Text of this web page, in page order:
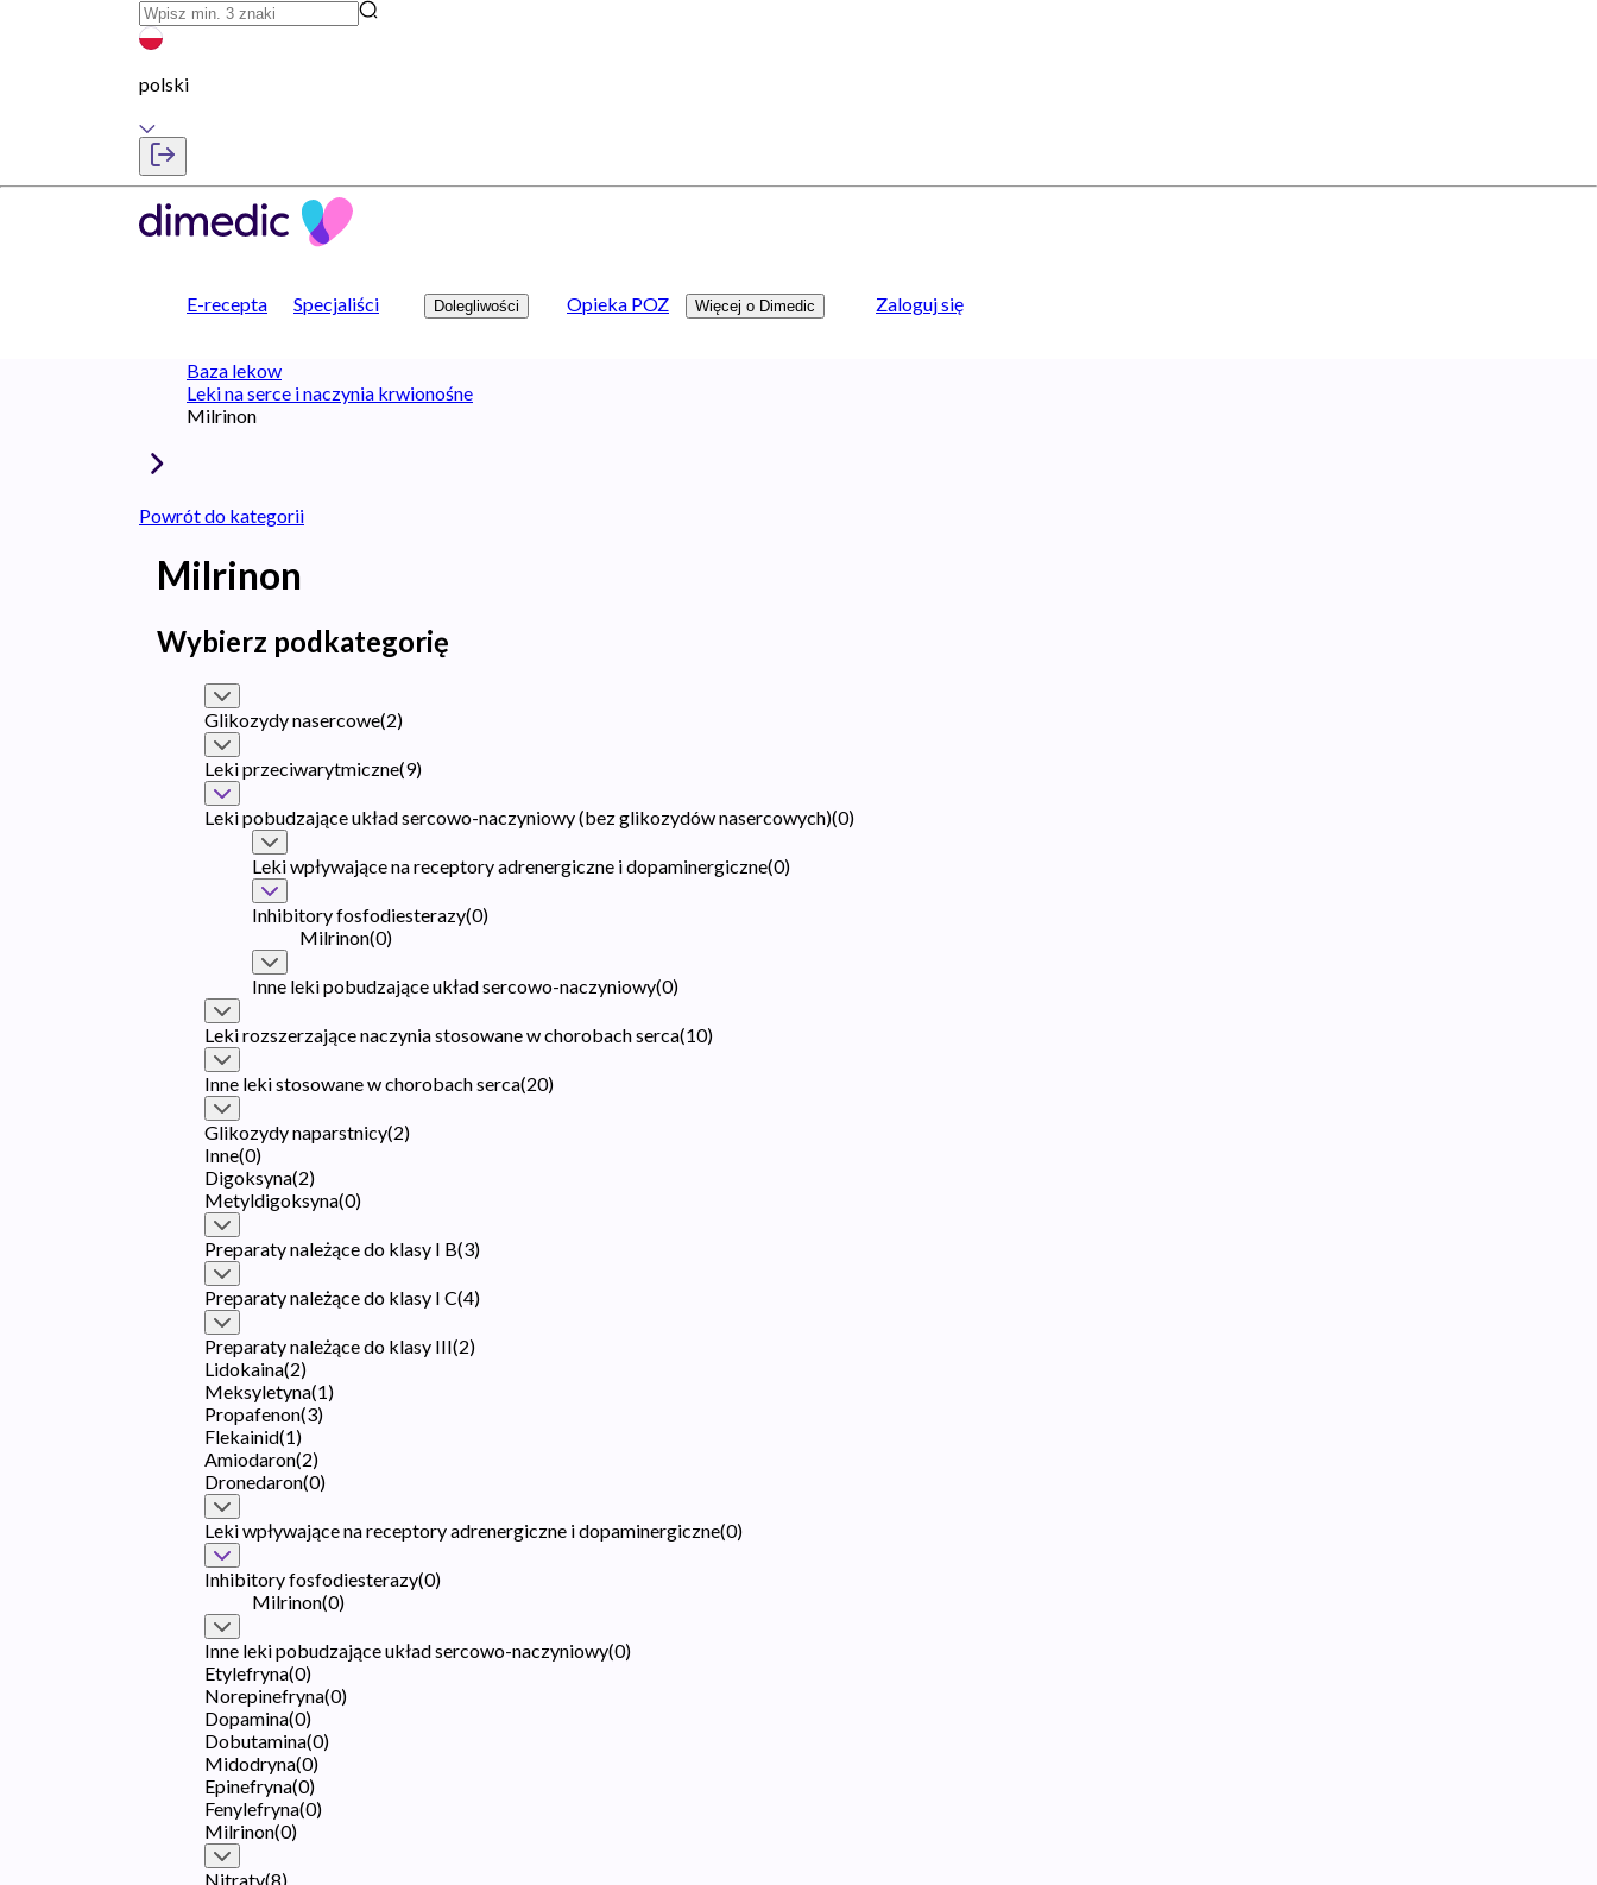
polski
E-recepta Specjaliści Dolegliwości Opieka POZ Więcej o Dimedic Zaloguj się
Baza lekow
Leki na serce i naczynia krwionośne
Milrinon
Powrót do kategorii
Milrinon
Wybierz podkategorię
Glikozydy nasercowe(2)
Leki przeciwarytmiczne(9)
Leki pobudzające układ sercowo-naczyniowy (bez glikozydów nasercowych)(0)
Leki wpływające na receptory adrenergiczne i dopaminergiczne(0)
Inhibitory fosfodiesterazy(0)
Milrinon(0)
Inne leki pobudzające układ sercowo-naczyniowy(0)
Leki rozszerzające naczynia stosowane w chorobach serca(10)
Inne leki stosowane w chorobach serca(20)
Glikozydy naparstnicy(2)
Inne(0)
Digoksyna(2)
Metyldigoksyna(0)
Preparaty należące do klasy I B(3)
Preparaty należące do klasy I C(4)
Preparaty należące do klasy III(2)
Lidokaina(2)
Meksyletyna(1)
Propafenon(3)
Flekainid(1)
Amiodaron(2)
Dronedaron(0)
Leki wpływające na receptory adrenergiczne i dopaminergiczne(0)
Inhibitory fosfodiesterazy(0)
Milrinon(0)
Inne leki pobudzające układ sercowo-naczyniowy(0)
Etylefryna(0)
Norepinefryna(0)
Dopamina(0)
Dobutamina(0)
Midodryna(0)
Epinefryna(0)
Fenylefryna(0)
Milrinon(0)
Nitraty(8)